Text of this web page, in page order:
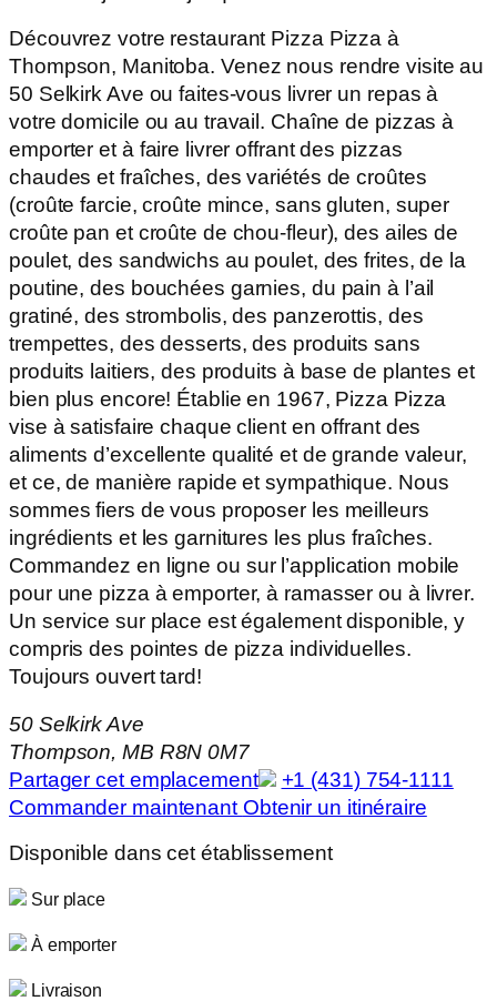
Découvrez votre restaurant Pizza Pizza à
Thompson, Manitoba. Venez nous rendre visite au
50 Selkirk Ave ou faites-vous livrer un repas à
votre domicile ou au travail. Chaîne de pizzas à
emporter et à faire livrer offrant des pizzas
chaudes et fraîches, des variétés de croûtes
(croûte farcie, croûte mince, sans gluten, super
croûte pan et croûte de chou-fleur), des ailes de
poulet, des sandwichs au poulet, des frites, de la
poutine, des bouchées garnies, du pain à l’ail
gratiné, des strombolis, des panzerottis, des
trempettes, des desserts, des produits sans
produits laitiers, des produits à base de plantes et
bien plus encore! Établie en 1967, Pizza Pizza
vise à satisfaire chaque client en offrant des
aliments d’excellente qualité et de grande valeur,
et ce, de manière rapide et sympathique. Nous
sommes fiers de vous proposer les meilleurs
ingrédients et les garnitures les plus fraîches.
Commandez en ligne ou sur l’application mobile
pour une pizza à emporter, à ramasser ou à livrer.
Un service sur place est également disponible, y
compris des pointes de pizza individuelles.
Toujours ouvert tard!
50 Selkirk Ave
Thompson, MB R8N 0M7
Partager cet emplacement
+1 (431) 754-1111
Commander maintenant Obtenir un itinéraire
Disponible dans cet établissement
Sur place
À emporter
Livraison